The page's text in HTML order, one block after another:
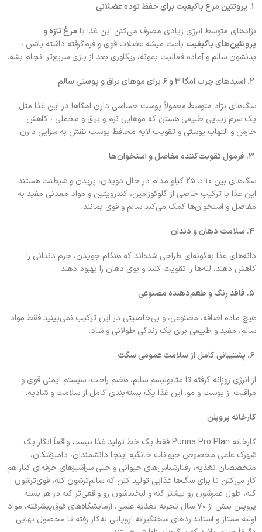
۱. پروتئین مرغ باکیفیت برای حفظ توده عضلانی
نژادهای متوسط انرژی زیادی مصرف می‌کنن این غذا با مرغ تازه و
پروتئین‌های باکیفیت باعث میشه عضلات قوی و فرم‌گرفته داشته باشن ،
بدنشون سالم و آماده فعالیت بمونه، ریکاوری بعد از بازی سریع‌تر انجام بشه.
۲. اسیدهای چرب امگا۳و۶ برای موهای براق و پوستی سالم
سگ‌های نژاد متوسط معمولاً پوست حساسی دارن امگاها در این غذا مثل
یک سرم زیبایی طبیعی هستن که موهایی نرم و براق و مخملی ، کاهش
خارش و التهاب پوستی و تقویت لایه محافظ پوست نقش به سزایی دارن.
۳. فرمول تقویت‌کننده مفاصل و استخوان‌ها
سگ‌های بین ۱۰ تا ۲۵ کیلو مدام در حال دویدن، پریدن و شیطنت هستند
این غذا با ترکیب خاصی از گلوکوزامین، کندرویتین و مواد معدنی مفید به
مفاصل و استخوان‌ها کمک می‌کند سالم و قوی بمانند.
۴. سلامت دهان و دندان
دانه‌های غذا به‌گونه‌ای طراحی شده‌اند که هنگام جویدن، جرم دندانی را
کاهش دهند، لثه‌ها را تقویت کنند و بوی دهان را بهبود دهند.
۵. فاقد رنگ و طعم‌دهنده مصنوعی
هیچ ماده اضافه، مصنوعی، و بی‌خاصیتی در این ترکیب نمی‌بینید فقط مواد
سالم، مفید و طبیعی برای یک زندگی طولانی و شاد.
۶. پشتیبانی کامل از سلامت عمومی سگت
از انرژی روزانه گرفته تا متابولیسم سالم، هضم راحت، سیستم ایمنی قوی و
مراقبت از پوست و مو. این غذا یک بسته‌بندی کامل از سلامت و شادیه.
کارخانه پروپلن
کارخانه Purina Pro Plan فقط یک خط تولید غذا نیست واقعاً انگار یک
شهرک علمی مخصوص حیوانات خانگیه اینجا دانشمندان، دامپزشکان،
متخصصان تغذیه، رفتارشناس‌های حیوانی و حتی سرآشپزهای حرفه‌ای کنار هم
کار می‌کنن تا برای سگ‌ها غذایی تولید کنن که سالم‌ترشون کنه، قوی‌ترشون
کنه، طول عمرشون رو بیشتر کنه و لبخندشون رو واقعی‌تر کنه.در هر بسته
پروپلن بیش از ۷۰ سال تجربه تغذیه علمی، آزمایشگاه‌های فوق‌پیشرفته، مواد
اولیه ممتاز و استانداردهای سختگیرانه اروپایی به‌کار رفته تا محصول نهایی